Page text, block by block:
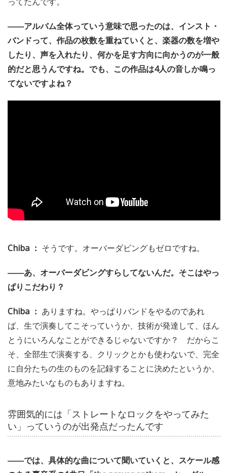
――アルバム全体っていう意味で思ったのは、インスト・
バンドって、作品の枚数を重ねていくと、楽器の数を増や
したり、声を入れたり、何かを足す方向に向かうのが一般
的だと思うんですね。でも、この作品は4人の音しか鳴っ
てないですよね？
Chiba ： そうです。オーバーダビングもゼロですね。
――あ、オーバーダビングすらしてないんだ。そこはやっ
ぱりこだわり？
Chiba ： ありますね。やっぱりバンドをやるのであれ
ば、生で演奏してこそっていうか、技術が発達して、ほん
とうにいろんなことができるじゃないですか？ だからこ
そ、全部生で演奏する、クリックとかも使わないで、完全
に自分たちの生のものを記録することに決めたというか、
意地みたいなものもありますね。
雰囲気的には「ストレートなロックをやってみた
い」っていうのが出発点だったんです
――では、具体的な曲について聞いていくと、スケール感